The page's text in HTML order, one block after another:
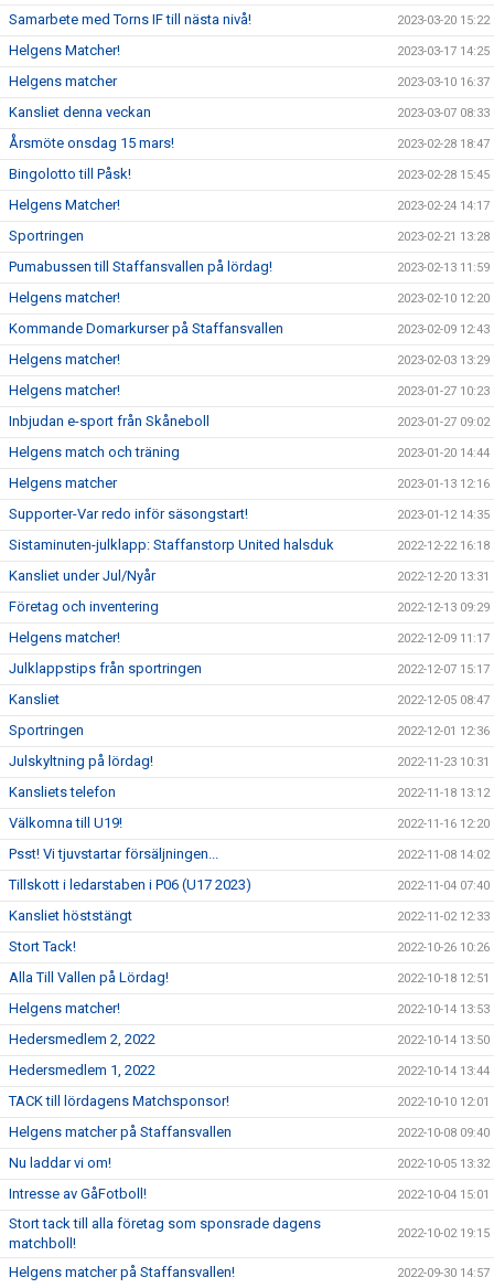
Samarbete med Torns IF till nästa nivå! 2023-03-20 15:22
Helgens Matcher! 2023-03-17 14:25
Helgens matcher 2023-03-10 16:37
Kansliet denna veckan 2023-03-07 08:33
Årsmöte onsdag 15 mars! 2023-02-28 18:47
Bingolotto till Påsk! 2023-02-28 15:45
Helgens Matcher! 2023-02-24 14:17
Sportringen 2023-02-21 13:28
Pumabussen till Staffansvallen på lördag! 2023-02-13 11:59
Helgens matcher! 2023-02-10 12:20
Kommande Domarkurser på Staffansvallen 2023-02-09 12:43
Helgens matcher! 2023-02-03 13:29
Helgens matcher! 2023-01-27 10:23
Inbjudan e-sport från Skåneboll 2023-01-27 09:02
Helgens match och träning 2023-01-20 14:44
Helgens matcher 2023-01-13 12:16
Supporter-Var redo inför säsongstart! 2023-01-12 14:35
Sistaminuten-julklapp: Staffanstorp United halsduk 2022-12-22 16:18
Kansliet under Jul/Nyår 2022-12-20 13:31
Företag och inventering 2022-12-13 09:29
Helgens matcher! 2022-12-09 11:17
Julklappstips från sportringen 2022-12-07 15:17
Kansliet 2022-12-05 08:47
Sportringen 2022-12-01 12:36
Julskyltning på lördag! 2022-11-23 10:31
Kansliets telefon 2022-11-18 13:12
Välkomna till U19! 2022-11-16 12:20
Psst! Vi tjuvstartar försäljningen... 2022-11-08 14:02
Tillskott i ledarstaben i P06 (U17 2023) 2022-11-04 07:40
Kansliet höststängt 2022-11-02 12:33
Stort Tack! 2022-10-26 10:26
Alla Till Vallen på Lördag! 2022-10-18 12:51
Helgens matcher! 2022-10-14 13:53
Hedersmedlem 2, 2022 2022-10-14 13:50
Hedersmedlem 1, 2022 2022-10-14 13:44
TACK till lördagens Matchsponsor! 2022-10-10 12:01
Helgens matcher på Staffansvallen 2022-10-08 09:40
Nu laddar vi om! 2022-10-05 13:32
Intresse av GåFotboll! 2022-10-04 15:01
Stort tack till alla företag som sponsrade dagens
matchboll!
2022-10-02 19:15
Helgens matcher på Staffansvallen! 2022-09-30 14:57